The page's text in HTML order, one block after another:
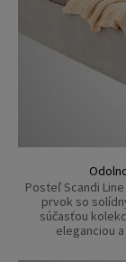
Posteľ Scandi
prvok so
súčasťou
eleganciou